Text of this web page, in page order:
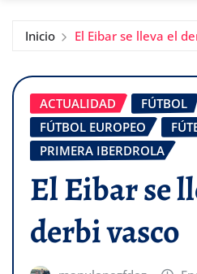
Inicio El Eibar se lleva el
ACTUALIDAD
FÚTBOL
FÚTBOL EUROPEO
PRIMERA IBERDROLA
El Eibar se
derbi vasco